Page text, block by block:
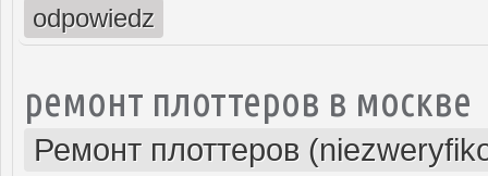
odpowiedz
ремонт плоттеров в москве
Ремонт плоттеров